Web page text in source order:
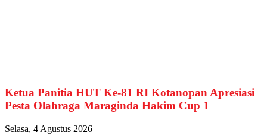
Ketua Panitia HUT Ke-81 RI Kotanopan Apresiasi
Pesta Olahraga Maraginda Hakim Cup 1
Selasa, 4 Agustus 2026